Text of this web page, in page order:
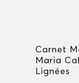
Carnet
Maria
Lignées